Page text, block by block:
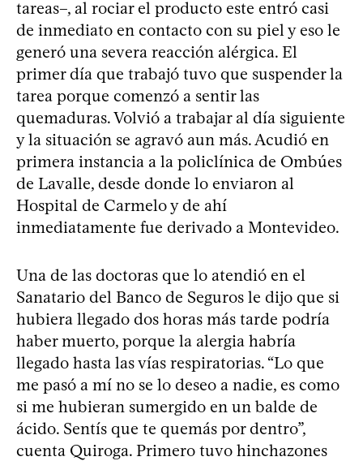
tareas–, al rociar el producto este entró casi
de inmediato en contacto con su piel y eso le
generó una severa reacción alérgica. El
primer día que trabajó tuvo que suspender la
tarea porque comenzó a sentir las
quemaduras. Volvió a trabajar al día siguiente
y la situación se agravó aun más. Acudió en
primera instancia a la policlínica de Ombúes
de Lavalle, desde donde lo enviaron al
Hospital de Carmelo y de ahí
inmediatamente fue derivado a Montevideo.
Una de las doctoras que lo atendió en el
Sanatario del Banco de Seguros le dijo que si
hubiera llegado dos horas más tarde podría
haber muerto, porque la alergia habría
llegado hasta las vías respiratorias. “Lo que
me pasó a mí no se lo deseo a nadie, es como
si me hubieran sumergido en un balde de
ácido. Sentís que te quemás por dentro”,
cuenta Quiroga. Primero tuvo hinchazones